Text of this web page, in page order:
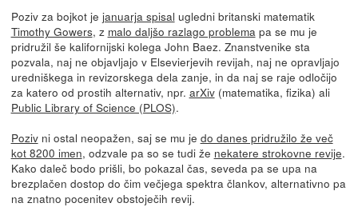
Poziv za bojkot je januarja spisal ugledni britanski matematik
Timothy Gowers, z malo daljšo razlago problema pa se mu je
pridružil še kalifornijski kolega John Baez. Znanstvenike sta
pozvala, naj ne objavljajo v Elsevierjevih revijah, naj ne opravljajo
uredniškega in revizorskega dela zanje, in da naj se raje odločijo
za katero od prostih alternativ, npr. arXiv(matematika, fizika) ali
Public Library of Science (PLOS).
Pozivni ostal neopažen, saj se mu je do danes pridružilo že več
kot 8200 imen, odzvale pa so se tudi že nekatere strokovne revije.
Kako daleč bodo prišli, bo pokazal čas, seveda pa se upa na
brezplačen dostop do čim večjega spektra člankov, alternativno pa
na znatno pocenitev obstoječih revij.